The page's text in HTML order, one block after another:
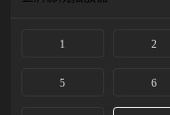
1 2
5 6